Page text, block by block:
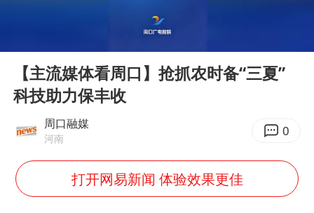
“空调24小时开着更省电”不实
“不建议大家买深色蛋糕”
台风白海豚逼近 暴雨大暴雨来袭
公司“上四休三”但要降薪1000元
Play
【主流媒体看周口】抢抓农时备“三夏”
科技助力保丰收
周口融媒
河南 0
打开网易新闻 体验效果更佳